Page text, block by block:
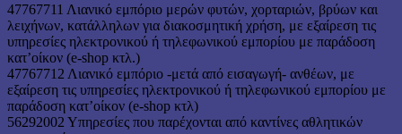
47767711 Λιανικό εμπόριο μερών φυτών, χορταριών, βρύων και
λειχήνων, κατάλληλων για διακοσμητική χρήση, με εξαίρεση τις
υπηρεσίες ηλεκτρονικού ή τηλεφωνικού εμπορίου με παράδοση
κατ’οίκον (e-shop κτλ.)
47767712 Λιανικό εμπόριο -μετά από εισαγωγή- ανθέων, με
εξαίρεση τις υπηρεσίες ηλεκτρονικού ή τηλεφωνικού εμπορίου με
παράδοση κατ’οίκον (e-shop κτλ)
56292002 Υπηρεσίες που παρέχονται από καντίνες αθλητικών